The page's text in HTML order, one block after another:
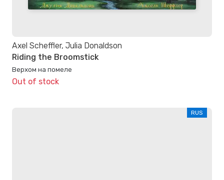
Axel Scheffler, Julia Donaldson
Riding the Broomstick
Верхом на помеле
Out of stock
RUS